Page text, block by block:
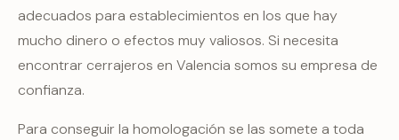
adecuados para establecimientos en los que hay
mucho dinero o efectos muy valiosos. Si necesita
encontrar cerrajeros en Valencia somos su empresa de
confianza.
Para conseguir la homologación se las somete a toda